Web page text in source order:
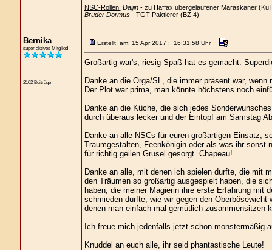
NSC-Rollen: Daijin- zu Haffax übergelaufener Maraskaner
Bruder Dormus- TGT-Paktierer (BZ 4)
Bernika
super aktives Mitglied
2102 Beiträge
Erstellt am: 15 Apr 2017 : 16:31:58 Uhr
Großartig war's, riesig Spaß hat es gemacht.
Danke an die Orga/SL, die immer präsent war,
Der Plot war prima, man könnte höchstens noch
Danke an die Küche, die sich jedes
durch überaus lecker und der Eintopf am Samstag
Danke an alle NSCs für euren großartigen Einsatz,
Traumgestalten, Feenkönigin oder als was ihr sonst
für richtig geilen Grusel gesorgt. Chapeau!
Danke an alle, mit denen ich spielen durfte, die mit
den Träumen so großartig ausgespielt haben, die
haben, die meiner Magierin ihre erste Erfahrung mit
schmieden durfte, wie wir gegen den
denen man einfach mal gemütlich zusammensitzen
Ich freue mich jedenfalls jetzt schon monstermäßig
Knuddel an euch alle, ihr seid phantastische Leute!